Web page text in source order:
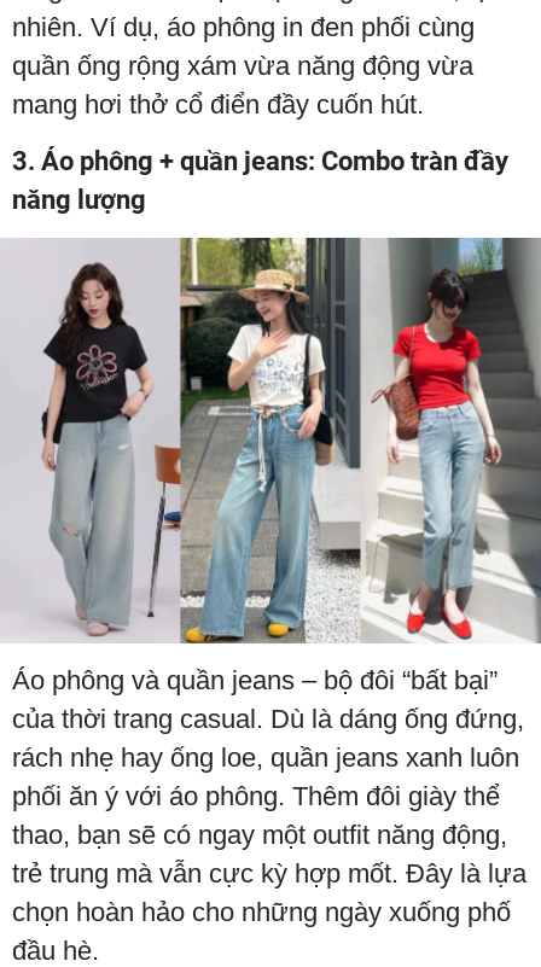
nhiên. Ví dụ, áo phông in đen phối cùng
quần ống rộng xám vừa năng động vừa
mang hơi thở cổ điển đầy cuốn hút.
3. Áo phông + quần jeans: Combo tràn đầy
năng lượng
Áo phông và quần jeans – bộ đôi “bất bại”
của thời trang casual. Dù là dáng ống đứng,
rách nhẹ hay ống loe, quần jeans xanh luôn
phối ăn ý với áo phông. Thêm đôi giày thể
thao, bạn sẽ có ngay một outfit năng động,
trẻ trung mà vẫn cực kỳ hợp mốt. Đây là lựa
chọn hoàn hảo cho những ngày xuống phố
đầu hè.